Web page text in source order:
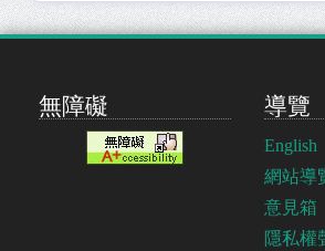
無障礙 導覽
English
網站導
意見箱
隱私權